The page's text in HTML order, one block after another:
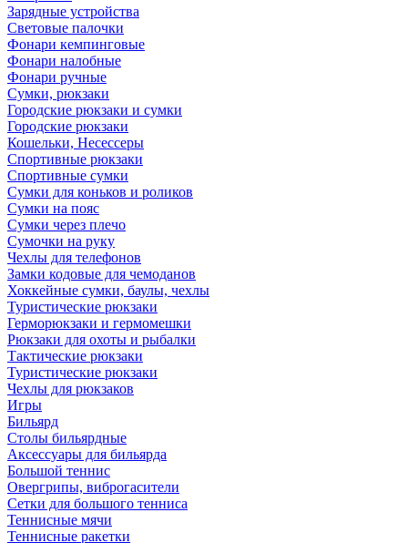
Зарядные устройства
Световые палочки
Фонари кемпинговые
Фонари налобные
Фонари ручные
Сумки, рюкзаки
Городские рюкзаки и сумки
Городские рюкзаки
Кошельки, Несессеры
Спортивные рюкзаки
Спортивные сумки
Сумки для коньков и роликов
Сумки на пояс
Сумки через плечо
Сумочки на руку
Чехлы для телефонов
Замки кодовые для чемоданов
Хоккейные сумки, баулы, чехлы
Туристические рюкзаки
Герморюкзаки и гермомешки
Рюкзаки для охоты и рыбалки
Тактические рюкзаки
Туристические рюкзаки
Чехлы для рюкзаков
Игры
Бильярд
Столы бильярдные
Аксессуары для бильярда
Большой теннис
Овергрипы, виброгасители
Сетки для большого тенниса
Теннисные мячи
Теннисные ракетки